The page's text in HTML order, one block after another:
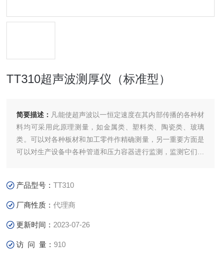
TT310超声波测厚仪（标准型）
简要描述： 凡能使超声波以一恒定速度在其内部传播的各种材
料均可采用此原理测量，如金属类、塑料类、陶瓷类、玻璃
类。可以对各种板材和加工零件作精确测量，另一重要方面是
可以对生产设备中各种管道和压力容器进行监测，监测它们在
在TT300测厚仪基础上减少了部分功能，在功能和技术参数上
是介于TT100和TT300之间的一款中档测厚仪。
产品型号：TT310
厂商性质：代理商
更新时间： 2023-07-26
访 问 量：910